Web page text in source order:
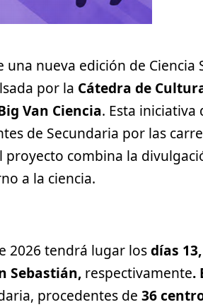
nueva edición de Ciencia
por la Cátedra de
Van Ciencia. Esta iniciativa
de Secundaria por las
proyecto combina la
a la ciencia.
2026 tendrá lugar losdías
Sebastián, respectivamente.
procedentes de 36